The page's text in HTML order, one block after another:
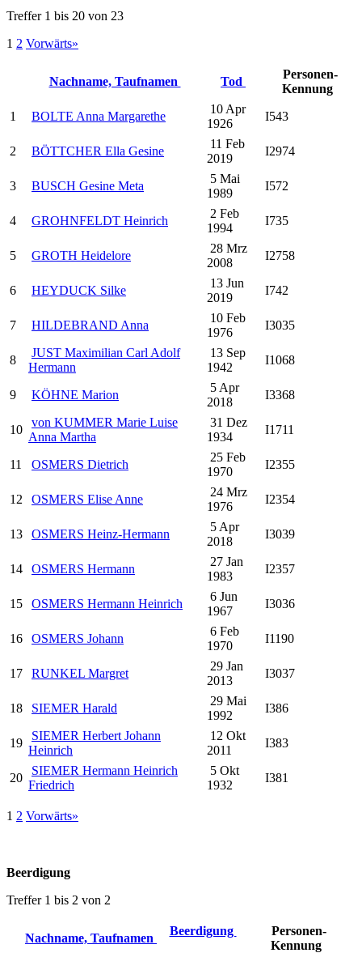
Treffer 1 bis 20 von 23
1 2 Vorwärts»
Nachname, Taufnamen Tod
Personen-
Kennung
1
BOLTE Anna Margarethe
10 Apr
1926
I543
2 BÖTTCHER Ella Gesine
11 Feb
2019
I2974
3 BUSCH Gesine Meta
5 Mai
1989
I572
4 GROHNFELDT Heinrich
2 Feb
1994
I735
5 GROTH Heidelore
28 Mrz
2008
I2758
6 HEYDUCK Silke
13 Jun
2019
I742
7 HILDEBRAND Anna
10 Feb
1976
I3035
8
JUST Maximilian Carl Adolf
Hermann
13 Sep
1942
I1068
9 KÖHNE Marion
5 Apr
2018
I3368
10
von KUMMER Marie Luise
Anna Martha
31 Dez
1934
I1711
11 OSMERS Dietrich
25 Feb
1970
I2355
12 OSMERS Elise Anne
24 Mrz
1976
I2354
13 OSMERS Heinz-Hermann
5 Apr
2018
I3039
14 OSMERS Hermann
27 Jan
1983
I2357
15 OSMERS Hermann Heinrich
6 Jun
1967
I3036
16 OSMERS Johann
6 Feb
1970
I1190
17 RUNKEL Margret
29 Jan
2013
I3037
18 SIEMER Harald
29 Mai
1992
I386
19
SIEMER Herbert Johann
Heinrich
12 Okt
2011
I383
20
SIEMER Hermann Heinrich
Friedrich
5 Okt
1932
I381
1 2 Vorwärts»
Beerdigung
Treffer 1 bis 2 von 2
Nachname, Taufnamen
Beerdigung
Personen-
Kennung